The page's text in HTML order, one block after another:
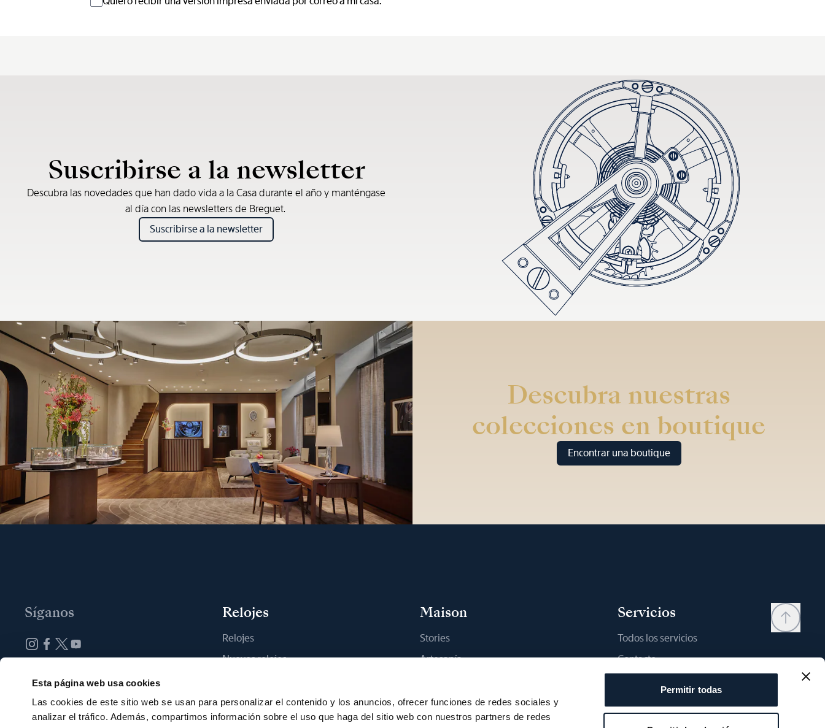
Esta página web usa cookies
Las cookies de este sitio web se usan para personalizar el contenido y los anuncios, ofrecer funciones de redes sociales y
analizar el tráfico. Además, compartimos información sobre el uso que haga del sitio web con nuestros partners de redes
Permitir todas
Suscribirse a la newsletter
Descubra las novedades que han dado vida a la Casa durante el año y manténgase
al día con las newsletters de Breguet.
Suscribirse a la newsletter
Descubra nuestras
colecciones en boutique
Encontrar una boutique
Síganos Relojes
Relojes
Nuevos relojes
Maison
Stories
Artesanía
Sostenibilidad
Empleo
Servicios
Todos los servicios
Contacto